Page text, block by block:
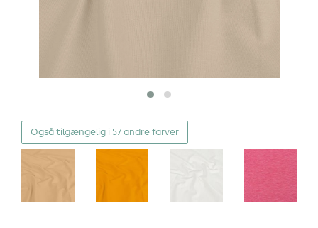
Også tilgængelig i 57 andre farver